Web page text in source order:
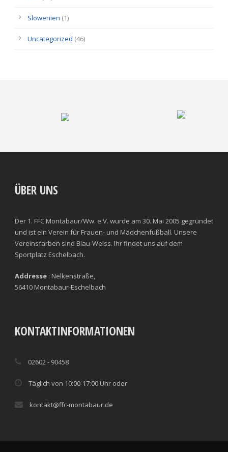
Slowenien (1)
Uncategorized (46)
ÜBER UNS
Der 1. FFC Montabaur/Ww. e.V. wurde am 30. Mai 2005 gegründet
und ist ein Verein für Frauen- und Mädchenfußball. Unsere
Vereinsfarben sind Blau-Weiss. Ihr findet uns auf dem
Sportplatz Eschelbach.
Addresse : Nelkenstraße,
56410 Montabaur-Eschelbach
KONTAKTINFORMATIONEN
02602 - 90458
Täglich von 10:00-17:00 Uhr oder
kontakt@ffc-montabaur.de